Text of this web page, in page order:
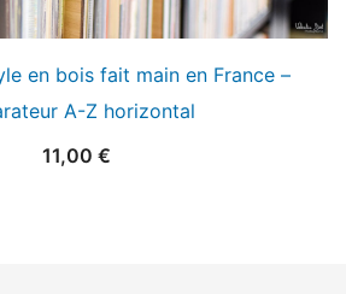
en bois fait main en France –
A-Z horizontal
11,00 €